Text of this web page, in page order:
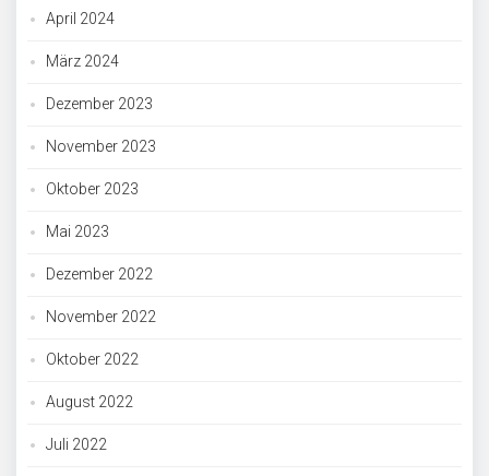
April 2024
März 2024
Dezember 2023
November 2023
Oktober 2023
Mai 2023
Dezember 2022
November 2022
Oktober 2022
August 2022
Juli 2022